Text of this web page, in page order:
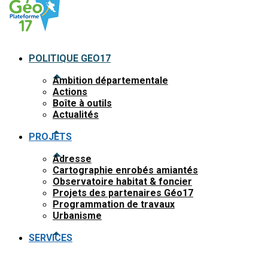
POLITIQUE GEO17
Ambition départementale
Actions
Boîte à outils
Actualités
PROJETS
Adresse
Cartographie enrobés amiantés
Observatoire habitat & foncier
Projets des partenaires Géo17
Programmation de travaux
Urbanisme
SERVICES